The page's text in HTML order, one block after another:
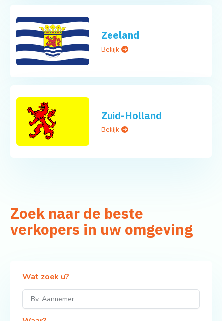
Zeeland
Bekijk
Zuid-Holland
Bekijk
Zoek naar de beste
verkopers in uw omgeving
Wat zoek u?